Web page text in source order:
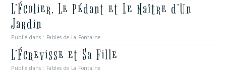
L’Écolier, Le Pédant et Le Maître d’Un
Jardin
Publié dans : Fables de La Fontaine
L’Écrevisse et Sa Fille
Publié dans : Fables de La Fontaine